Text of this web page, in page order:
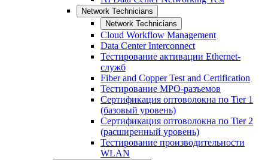
Network Technicians
Network Technicians
Cloud Workflow Management
Data Center Interconnect
Тестирование активации Ethernet-
служб
Fiber and Copper Test and Certification
Тестирование МРО-разъемов
Сертификация оптоволокна по Tier 1
(базовый уровень)
Сертификация оптоволокна по Tier 2
(расширенный уровень)
Тестирование производительности
WLAN